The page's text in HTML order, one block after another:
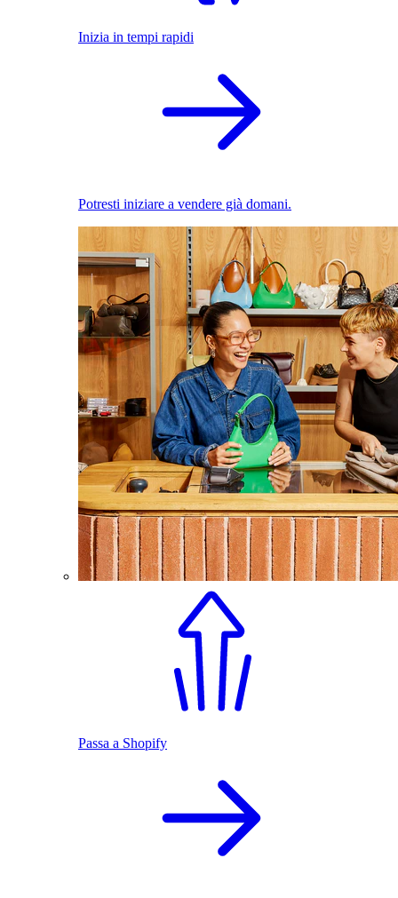
Inizia in tempi rapidi
Potresti iniziare a vendere già domani.
Passa a Shopify